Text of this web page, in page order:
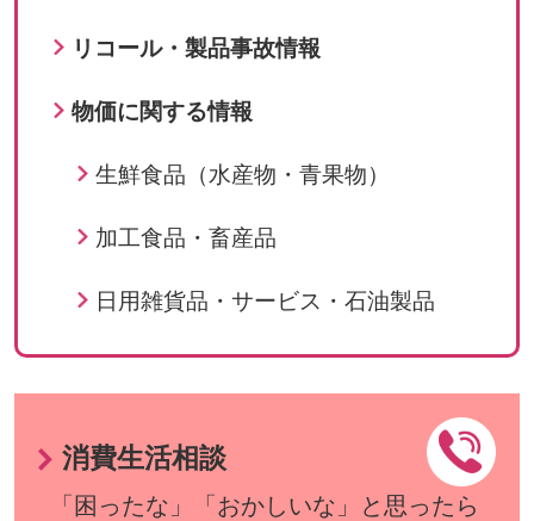
リコール・製品事故情報
物価に関する情報
生鮮食品（水産物・青果物）
加工食品・畜産品
日用雑貨品・サービス・石油製品
消費生活相談
「困ったな」「おかしいな」と思ったら